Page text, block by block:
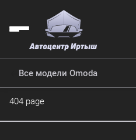
Все модели Omoda
404 page